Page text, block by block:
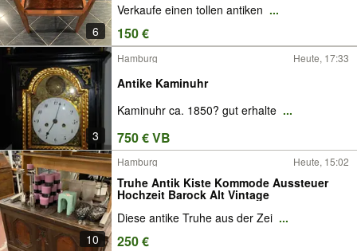
6
Verkaufe einen tollen antiken ...
150 €
3
Hamburg Heute, 17:33
Antike Kaminuhr
Kaminuhr ca. 1850? gut erhalte ...
750 € VB
10
Hamburg Heute, 15:02
Truhe Antik Kiste Kommode Aussteuer
Hochzeit Barock Alt Vintage
Diese antike Truhe aus der Zei ...
250 €